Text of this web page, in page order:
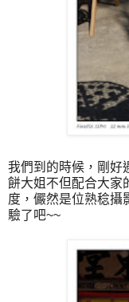
我們到的時候，剛好
餅大姐不但配合大家
度，儼然是位熟稔攝
驗了吧~~